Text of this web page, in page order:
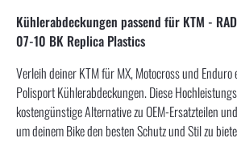
Kühlerabdeckungen passend für KTM - RAD
07-10 BK Replica Plastics
Verleih deiner KTM für MX, Motocross und Enduro
Polisport Kühlerabdeckungen. Diese
kostengünstige Alternative zu OEM-Ersatzteilen
um deinem Bike den besten Schutz und Stil zu